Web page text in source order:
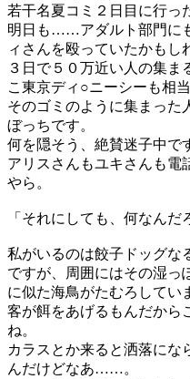
若干名夏コミ２日目に行っ
明日も……アダルト部門に
ィさんを殴っていたかもし
３日で５０万近い人の集ま
こ東京ディ○ニーシーも相
そのゴミのように集まった
ぼっちです。
何を隠そう、絶賛迷子中で
アリスさんもユキさんも電
やら。
「それにしても、何なん
私がいるのは餃子ドッグな
ですが、周囲にはその湿っ
に似た海鳥がたむろしてい
客が餌をあげるもんだから
ね。
カラスとか来ると洒落にな
んだけどなあ……。